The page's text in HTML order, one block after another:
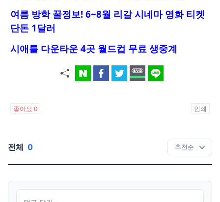
여름 방학 꿀정보! 6~8월 리갈 시네마 영화 티켓
단돈 1달러
시애틀 다운타운 4곳 월드컵 무료 생중계
좋아요 0 인쇄
전체 0